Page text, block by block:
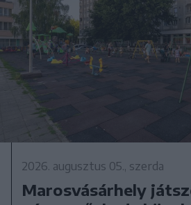
2026. augusztus 05., szerda
Marosvásárhely